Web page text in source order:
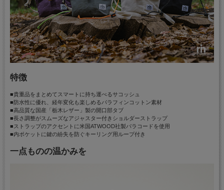
特徴
■貴重品をまとめてスマートに持ち運べるサコッシュ
■防水性に優れ、経年変化も楽しめるパラフィンコットン素材
■高品質な国産「栃木レザー」製の開口部タブ
■長さ調整がスムーズなアジャスター付きショルダーストラップ
■ストラップのアクセントに米国ATWOOD社製パラコードを使用
■内ポケットに鍵の紛失を防ぐキーリング用ループ付き
一点ものの温かみを